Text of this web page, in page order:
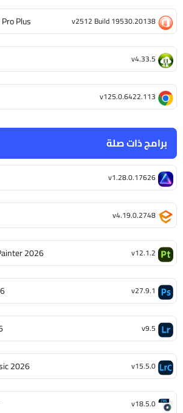
برامج ذات صلة
v1.28.0.17626
v4.19.0.2748
2026 v12.1.2
v27.9.1
v9.5
2026 v15.5.0
v18.5.0
Plus v2512 Build 19530.20138
v4.33.5
v125.0.6422.113